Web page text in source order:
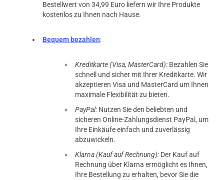
Bestellwert von 34,99 Euro liefern wir Ihre Produkte
kostenlos zu Ihnen nach Hause.
Bequem bezahlen:
Kreditkarte (Visa, MasterCard): Bezahlen Sie
schnell und sicher mit Ihrer Kreditkarte. Wir
akzeptieren Visa und MasterCard um Ihnen
maximale Flexibilität zu bieten.
PayPal: Nutzen Sie den beliebten und
sicheren Online-Zahlungsdienst PayPal, um
Ihre Einkäufe einfach und zuverlässig
abzuwickeln.
Klarna (Kauf auf Rechnung): Der Kauf auf
Rechnung über Klarna ermöglicht es Ihnen,
Ihre Bestellung zu erhalten, bevor Sie die